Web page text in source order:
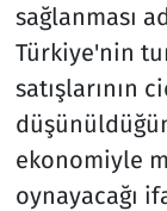
sağlanması
Türkiye'nin
satışlarının
ekonomiyle
oynayacağı